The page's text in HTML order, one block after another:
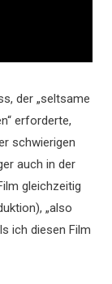
der „seltsame
erforderte,
schwierigen
auch in der
gleichzeitig
„also
ich diesen Film